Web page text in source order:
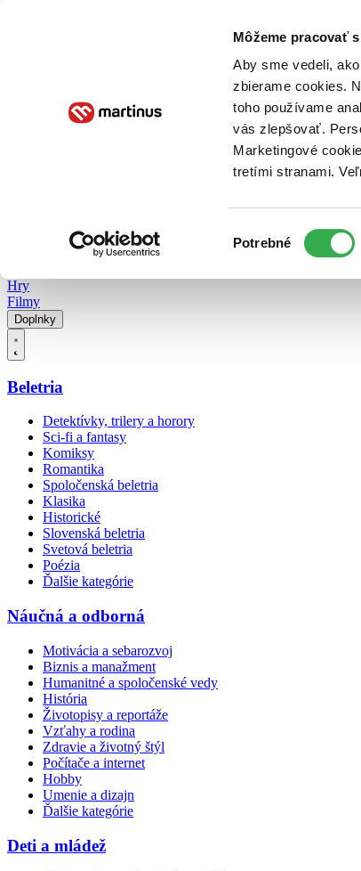
Môžeme pracovať
Aby sme vedeli,
zbierame cookies.
toho používame
vás zlepšovať.
Marketingové
tretími stranami.
súhlasu
Potrebné
Poukážky
Hry
Filmy
Doplnky
Beletria
Detektívky, trilery a horory
Sci-fi a fantasy
Komiksy
Romantika
Spoločenská beletria
Klasika
Historické
Slovenská beletria
Svetová beletria
Poézia
Ďalšie kategórie
Náučná a odborná
Motivácia a sebarozvoj
Biznis a manažment
Humanitné a spoločenské vedy
História
Životopisy a reportáže
Vzťahy a rodina
Zdravie a životný štýl
Počítače a internet
Hobby
Umenie a dizajn
Ďalšie kategórie
Deti a mládež